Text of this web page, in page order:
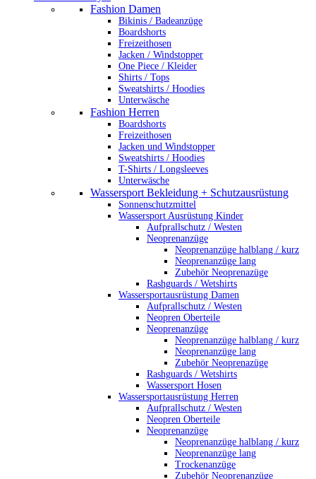
Fashion Damen
Bikinis / Badeanzüge
Boardshorts
Freizeithosen
Jacken / Windstopper
One Piece / Kleider
Shirts / Tops
Sweatshirts / Hoodies
Unterwäsche
Fashion Herren
Boardshorts
Freizeithosen
Jacken und Windstopper
Sweatshirts / Hoodies
T-Shirts / Longsleeves
Unterwäsche
Wassersport Bekleidung + Schutzausrüstung
Sonnenschutzmittel
Wassersport Ausrüstung Kinder
Aufprallschutz / Westen
Neoprenanzüge
Neoprenanzüge halblang / kurz
Neoprenanzüge lang
Zubehör Neoprenazüge
Rashguards / Wetshirts
Wassersportausrüstung Damen
Aufprallschutz / Westen
Neopren Oberteile
Neoprenanzüge
Neoprenanzüge halblang / kurz
Neoprenanzüge lang
Zubehör Neoprenazüge
Rashguards / Wetshirts
Wassersport Hosen
Wassersportausrüstung Herren
Aufprallschutz / Westen
Neopren Oberteile
Neoprenanzüge
Neoprenanzüge halblang / kurz
Neoprenanzüge lang
Trockenanzüge
Zubehör Neoprenanzüge